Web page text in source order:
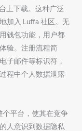
上下载。这种广泛
加入 Luffa 社区。无
钱包功能，用户都
验。注册流程简
子邮件等标识符，
程中个人数据泄露
个平台，使其在竞争
人意识到数据隐私